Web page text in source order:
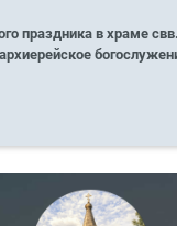
праздника в храме